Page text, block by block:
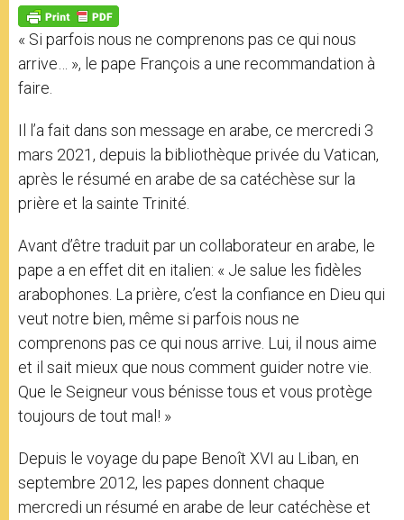
p
p
g
e
r
o
k
« Si parfois nous ne comprenons pas ce qui nous
arrive… », le pape François a une recommandation à
faire.
Il l’a fait dans son message en arabe, ce mercredi 3
mars 2021, depuis la bibliothèque privée du Vatican,
après le résumé en arabe de sa catéchèse sur la
prière et la sainte Trinité.
Avant d’être traduit par un collaborateur en arabe, le
pape a en effet dit en italien: « Je salue les fidèles
arabophones. La prière, c’est la confiance en Dieu qui
veut notre bien, même si parfois nous ne
comprenons pas ce qui nous arrive. Lui, il nous aime
et il sait mieux que nous comment guider notre vie.
Que le Seigneur vous bénisse tous et vous protège
toujours de tout mal! »
Depuis le voyage du pape Benoît XVI au Liban, en
septembre 2012, les papes donnent chaque
mercredi un résumé en arabe de leur catéchèse et